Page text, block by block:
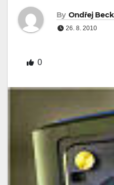
By Ondřej Beck
26. 8. 2010
0